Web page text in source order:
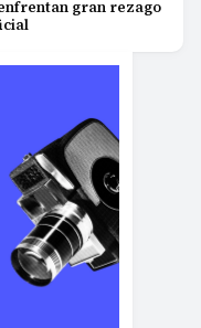
gran rezago